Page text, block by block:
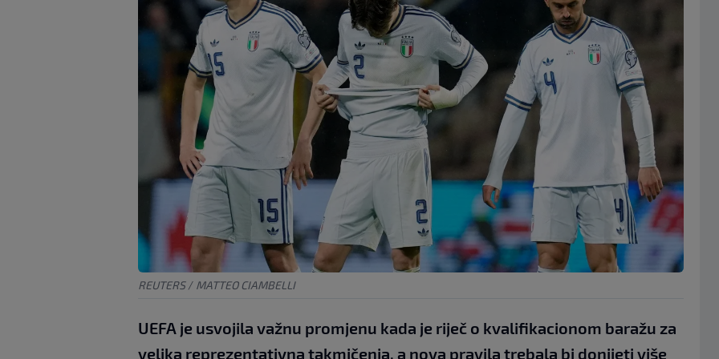
REUTERS / MATTEO CIAMBELLI
UEFA je usvojila važnu promjenu kada je riječ o kvalifikacionom baražu za
velika reprezentativna takmičenja, a nova pravila trebala bi donijeti više